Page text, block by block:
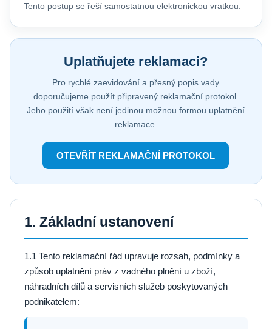
Tento postup se řeší samostatnou elektronickou vratkou.
Uplatňujete reklamaci?
Pro rychlé zaevidování a přesný popis vady
doporučujeme použít připravený reklamační protokol.
Jeho použití však není jedinou možnou formou uplatnění
reklamace.
OTEVŘÍT REKLAMAČNÍ PROTOKOL
1. Základní ustanovení
1.1 Tento reklamační řád upravuje rozsah, podmínky a
způsob uplatnění práv z vadného plnění u zboží,
náhradních dílů a servisních služeb poskytovaných
podnikatelem: